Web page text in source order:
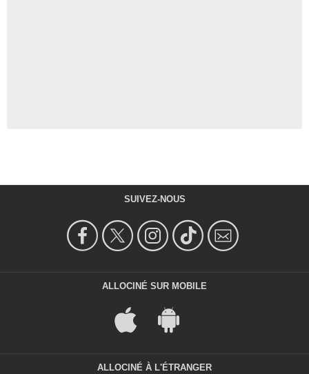
SUIVEZ-NOUS
ALLOCINÉ SUR MOBILE
ALLOCINÉ À L'ÉTRANGER